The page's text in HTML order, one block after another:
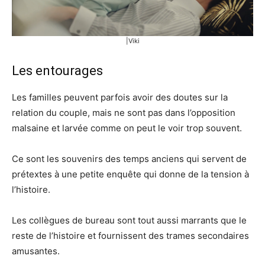
|Viki
Les entourages
Les familles peuvent parfois avoir des doutes sur la
relation du couple, mais ne sont pas dans l’opposition
malsaine et larvée comme on peut le voir trop souvent.
Ce sont les souvenirs des temps anciens qui servent de
prétextes à une petite enquête qui donne de la tension à
l’histoire.
Les collègues de bureau sont tout aussi marrants que le
reste de l’histoire et fournissent des trames secondaires
amusantes.